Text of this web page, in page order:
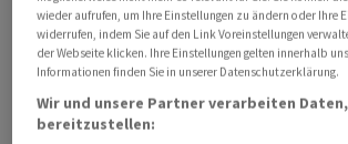
Alle angegebenen Zeiten beziehen sich
Die internationalen Nachrichten "awp
stammen von unserer Partneragentur
wieder aufrufen, um Ihre Einstellungen zu ändern oder Ihre
widerrufen, indem Sie auf den Link Voreinstellungen
der Webseite klicken. Ihre Einstellungen gelten innerhalb
Informationen finden Sie in unserer Datenschutzerklärung.
Wir und unsere Partner verarbeiten
bereitzustellen: